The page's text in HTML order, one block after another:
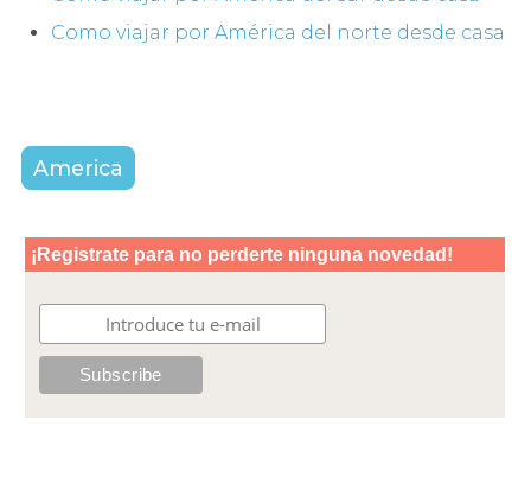
Como viajar por América del norte desde casa
America